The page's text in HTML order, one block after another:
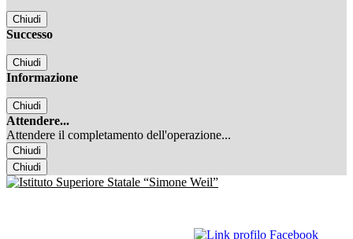
Chiudi
Successo
Chiudi
Informazione
Chiudi
Attendere...
Attendere il completamento dell'operazione...
Chiudi
Chiudi